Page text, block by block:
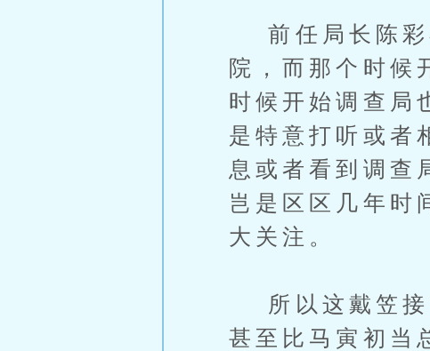
前任局长陈彩
院，而那个时候
时候开始调查局
是特意打听或者
息或者看到调查
岂是区区几年时
大关注。
所以这戴笠接
甚至比马寅初当